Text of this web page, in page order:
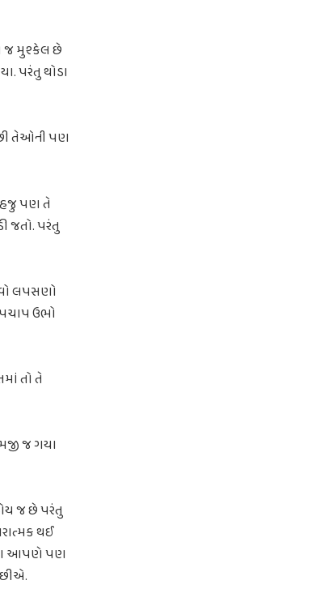
જ મુશ્કેલ છે
પરંતુ થોડા
તેઓની પણ
હજુ પણ તે
જતો. પરંતુ
લપસણો
ઉભો
તો તે
જ ગયા
જ છે પરંતુ
થઈ
આપણે પણ